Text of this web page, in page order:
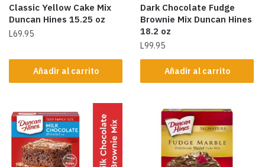
Classic Yellow Cake Mix
Duncan Hines 15.25 oz
L69.95
Añadir al carrito
Dark Chocolate Fudge
Brownie Mix Duncan Hines
18.2 oz
L99.95
Añadir al carrito